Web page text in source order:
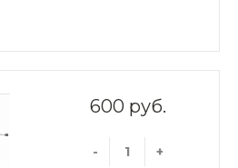
600 руб.
- +